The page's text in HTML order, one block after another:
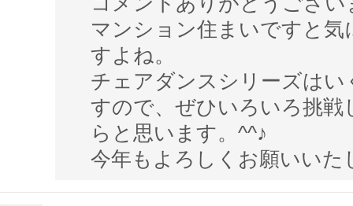
キャスター付きの椅子は不安定になり危険
安定した椅子をご準備
また、手や足を伸ばしてもぶつからないよ
してから始めましょう。
▼人気のチェアダンスはこちら☆
https://home-fitness24.jp/9060
マンション住まいですと
すよね。
チェアダンスシリーズは
すので、ぜひいろいろ挑戦
らと思います。^^♪
今年もよろしくお願いいた